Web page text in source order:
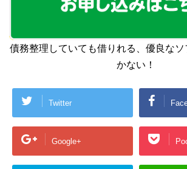
債務整理していても借りれる、優良な
かない！
Twitter
Google+